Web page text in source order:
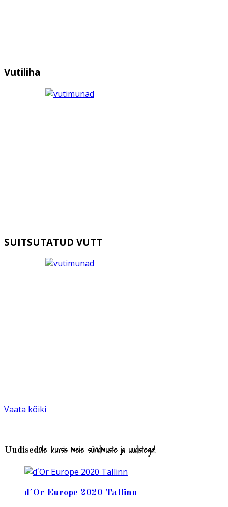
Vutiliha
SUITSUTATUD VUTT
Vaata kõiki
UudisedOle kursis meie sündmuste ja uudistega!
d´Or Europe 2020 Tallinn